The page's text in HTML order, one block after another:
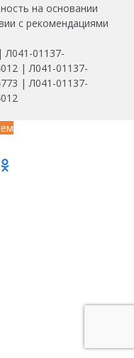
на основании
с рекомендациями
Л041-01137-
| Л041-01137-
| Л041-01137-